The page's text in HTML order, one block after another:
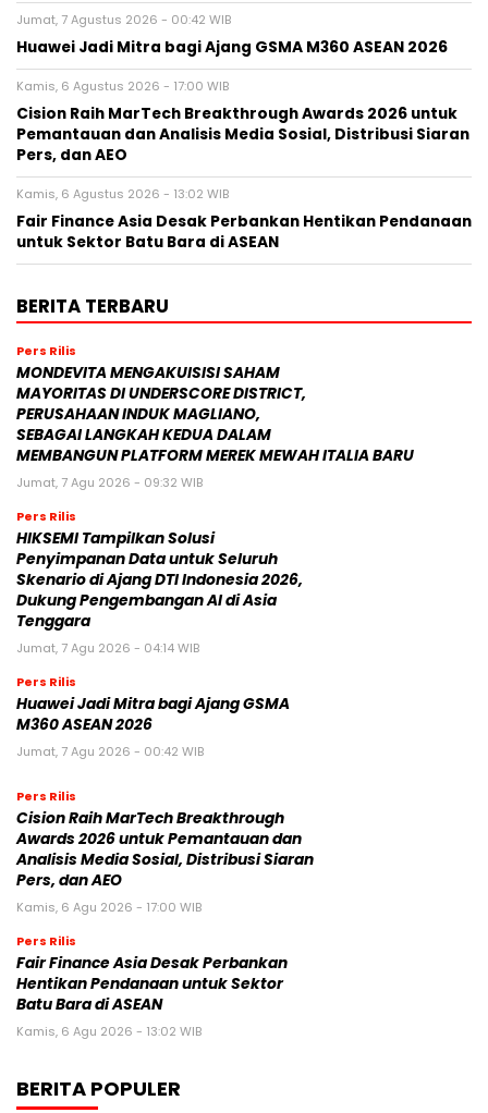
Jumat, 7 Agustus 2026 - 00:42 WIB
Huawei Jadi Mitra bagi Ajang GSMA M360 ASEAN 2026
Kamis, 6 Agustus 2026 - 17:00 WIB
Cision Raih MarTech Breakthrough Awards 2026 untuk
Pemantauan dan Analisis Media Sosial, Distribusi Siaran
Pers, dan AEO
Kamis, 6 Agustus 2026 - 13:02 WIB
Fair Finance Asia Desak Perbankan Hentikan Pendanaan
untuk Sektor Batu Bara di ASEAN
BERITA TERBARU
Pers Rilis
MONDEVITA MENGAKUISISI SAHAM
MAYORITAS DI UNDERSCORE DISTRICT,
PERUSAHAAN INDUK MAGLIANO,
SEBAGAI LANGKAH KEDUA DALAM
MEMBANGUN PLATFORM MEREK MEWAH ITALIA BARU
Jumat, 7 Agu 2026 - 09:32 WIB
Pers Rilis
HIKSEMI Tampilkan Solusi
Penyimpanan Data untuk Seluruh
Skenario di Ajang DTI Indonesia 2026,
Dukung Pengembangan AI di Asia
Tenggara
Jumat, 7 Agu 2026 - 04:14 WIB
Pers Rilis
Huawei Jadi Mitra bagi Ajang GSMA
M360 ASEAN 2026
Jumat, 7 Agu 2026 - 00:42 WIB
Pers Rilis
Cision Raih MarTech Breakthrough
Awards 2026 untuk Pemantauan dan
Analisis Media Sosial, Distribusi Siaran
Pers, dan AEO
Kamis, 6 Agu 2026 - 17:00 WIB
Pers Rilis
Fair Finance Asia Desak Perbankan
Hentikan Pendanaan untuk Sektor
Batu Bara di ASEAN
Kamis, 6 Agu 2026 - 13:02 WIB
BERITA POPULER